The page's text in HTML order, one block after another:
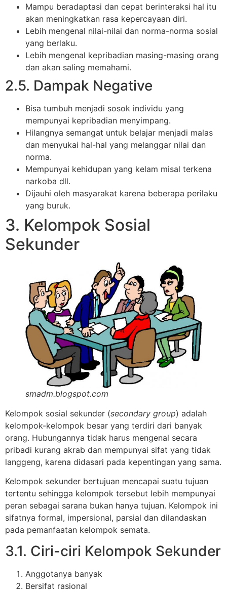
Mampu beradaptasi dan cepat berinteraksi hal itu
akan meningkatkan rasa kepercayaan diri.
Lebih mengenal nilai-nilai dan norma-norma sosial
yang berlaku.
Lebih mengenal kepribadian masing-masing orang
dan akan saling memahami.
2.5. Dampak Negative
Bisa tumbuh menjadi sosok individu yang
mempunyai kepribadian menyimpang.
Hilangnya semangat untuk belajar menjadi malas
dan menyukai hal-hal yang melanggar nilai dan
norma.
Mempunyai kehidupan yang kelam misal terkena
narkoba dll.
Dijauhi oleh masyarakat karena beberapa perilaku
yang buruk.
3. Kelompok Sosial
Sekunder
smadm.blogspot.com
Kelompok sosial sekunder (secondary group) adalah
kelompok-kelompok besar yang terdiri dari banyak
orang. Hubungannya tidak harus mengenal secara
pribadi kurang akrab dan mempunyai sifat yang tidak
langgeng, karena didasari pada kepentingan yang sama.
Kelompok sekunder bertujuan mencapai suatu tujuan
tertentu sehingga kelompok tersebut lebih mempunyai
peran sebagai sarana bukan hanya tujuan. Kelompok ini
sifatnya formal, impersional, parsial dan dilandaskan
pada pemanfaatan kelompok semata.
3.1. Ciri-ciri Kelompok Sekunder
Anggotanya banyak
Bersifat rasional